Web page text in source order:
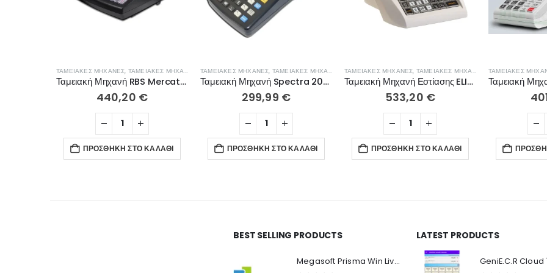
ΤΑΜΕΙΑΚΈΣ ΜΗΧΑΝΈΣ, ΤΑΜΕΙΑΚΈΣ ΜΗΧΑΝΈΣ ΛΙΑΝΙΚΉΣ
Ταμειακή Μηχανή RBS Mercato CR Black χωρίς μπαταρία ΜΕ ΔΟΣΕΙΣ
440,20 €
ΠΡΟΣΘΉΚΗ ΣΤΟ ΚΑΛΆΘΙ
ΤΑΜΕΙΑΚΈΣ ΜΗΧΑΝΈΣ, ΤΑΜΕΙΑΚΈΣ ΜΗΧΑΝΈΣ ΛΙΑΝΙΚΉΣ
Ταμειακή Μηχανή Spectra 207 Black (Δώρο ρολά + προγραμματισμός + παράδοση) ΜΕ ΔΟΣΕΙΣ
299,99 €
ΠΡΟΣΘΉΚΗ ΣΤΟ ΚΑΛΆΘΙ
ΤΑΜΕΙΑΚΈΣ ΜΗΧΑΝΈΣ, ΤΑΜΕΙΑΚΈΣ ΜΗΧΑΝΈΣ ΕΣΤΊΑΣΗΣ
Ταμειακή Μηχανή Εστίασης ELIO CR
533,20 €
ΠΡΟΣΘΉΚΗ ΣΤΟ ΚΑΛΆΘΙ
ΤΑΜΕΙΑΚΈΣ
BEST SELLING PRODUCTS
Megasoft Prisma Win Live Viewer
LATEST PRODUCTS
Ο Λογαριασμός μου